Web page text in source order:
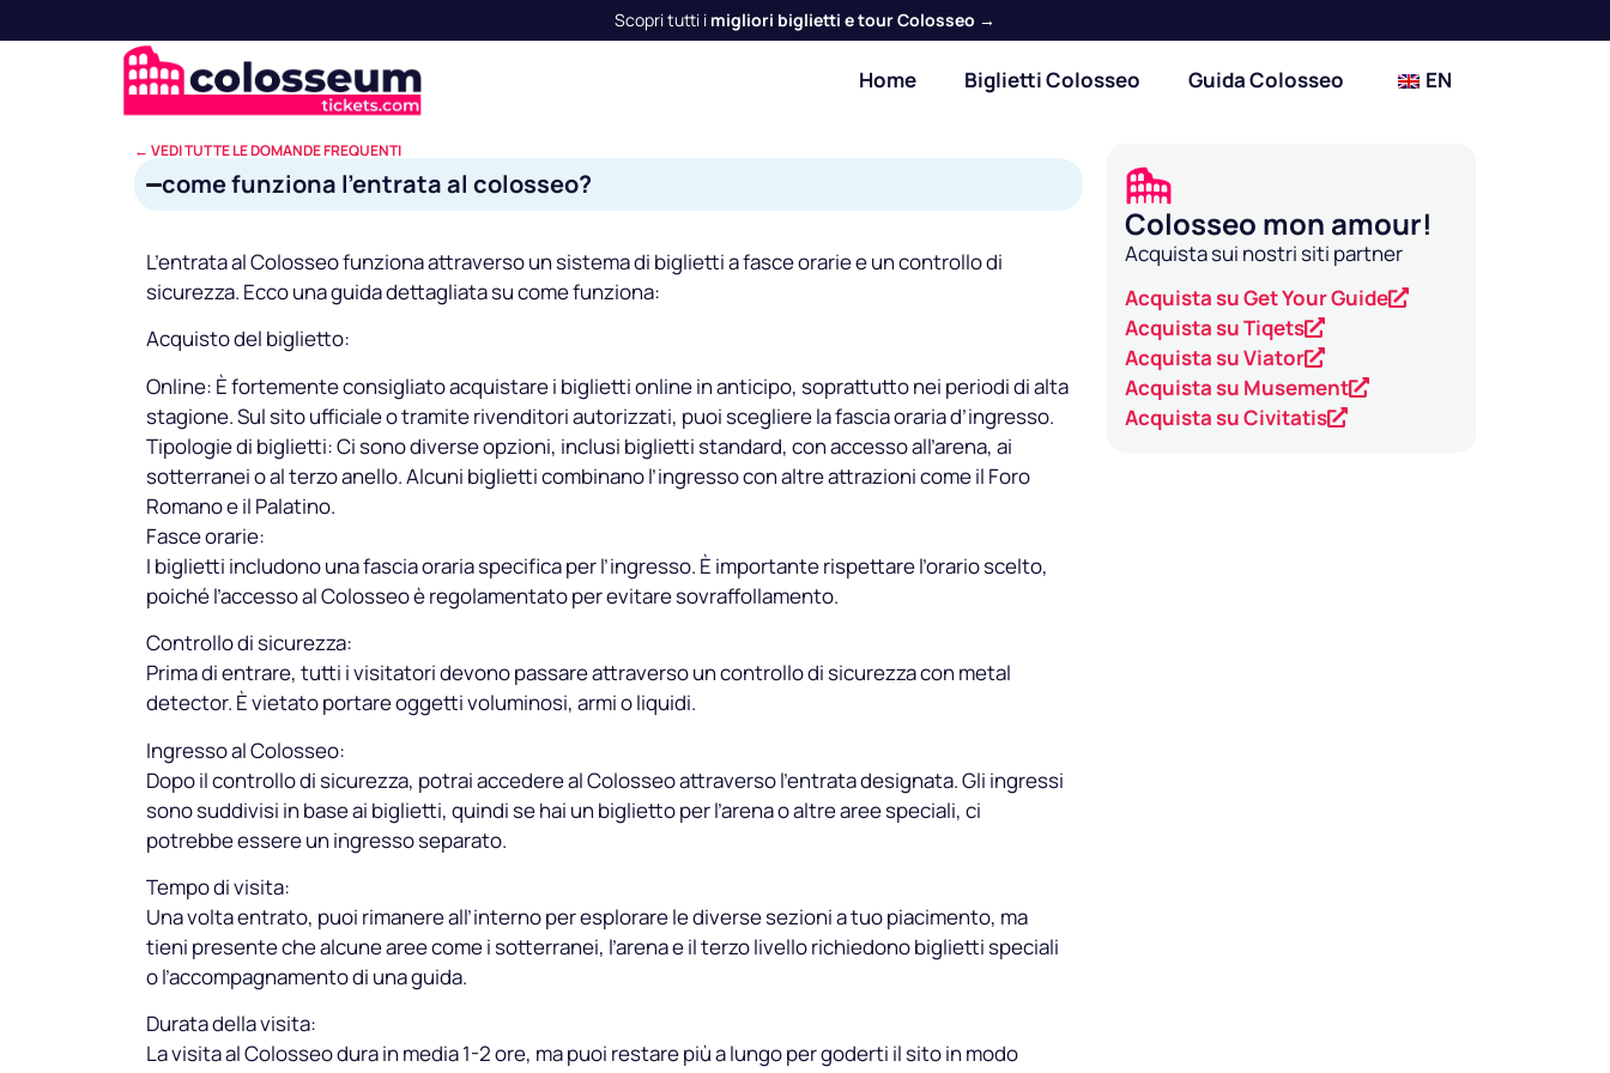
Scopri tutti i migliori biglietti e tour Colosseo →
Home Biglietti Colosseo Guida Colosseo EN
← VEDI TUTTE LE DOMANDE FREQUENTI
come funziona l’entrata al colosseo?
L’entrata al Colosseo funziona attraverso un sistema di biglietti a fasce orarie e un controllo di
sicurezza. Ecco una guida dettagliata su come funziona:
Acquisto del biglietto:
Online: È fortemente consigliato acquistare i biglietti online in anticipo, soprattutto nei periodi di alta
stagione. Sul sito ufficiale o tramite rivenditori autorizzati, puoi scegliere la fascia oraria d’ingresso.
Tipologie di biglietti: Ci sono diverse opzioni, inclusi biglietti standard, con accesso all’arena, ai
sotterranei o al terzo anello. Alcuni biglietti combinano l’ingresso con altre attrazioni come il Foro
Romano e il Palatino.
Fasce orarie:
I biglietti includono una fascia oraria specifica per l’ingresso. È importante rispettare l’orario scelto,
poiché l’accesso al Colosseo è regolamentato per evitare sovraffollamento.
Controllo di sicurezza:
Prima di entrare, tutti i visitatori devono passare attraverso un controllo di sicurezza con metal
detector. È vietato portare oggetti voluminosi, armi o liquidi.
Ingresso al Colosseo:
Dopo il controllo di sicurezza, potrai accedere al Colosseo attraverso l’entrata designata. Gli ingressi
sono suddivisi in base ai biglietti, quindi se hai un biglietto per l’arena o altre aree speciali, ci
potrebbe essere un ingresso separato.
Tempo di visita:
Una volta entrato, puoi rimanere all’interno per esplorare le diverse sezioni a tuo piacimento, ma
tieni presente che alcune aree come i sotterranei, l’arena e il terzo livello richiedono biglietti speciali
o l’accompagnamento di una guida.
Durata della visita:
La visita al Colosseo dura in media 1-2 ore, ma puoi restare più a lungo per goderti il sito in modo
Colosseo mon amour!
Acquista sui nostri siti partner
Acquista su Get Your Guide
Acquista su Tiqets
Acquista su Viator
Acquista su Musement
Acquista su Civitatis